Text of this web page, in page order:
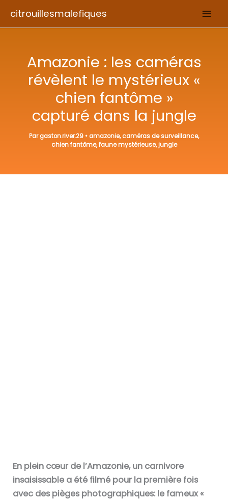
citrouillesmalefiques
Amazonie : les caméras
révèlent le mystérieux «
chien fantôme »
capturé dans la jungle
Pargaston.river.29 •amazonie,caméras de surveillance,
chien fantôme,faune mystérieuse,jungle
En plein cœur de l’Amazonie, un carnivore
insaisissable a été filmé pour la première fois
avec des pièges photographiques: le fameux «